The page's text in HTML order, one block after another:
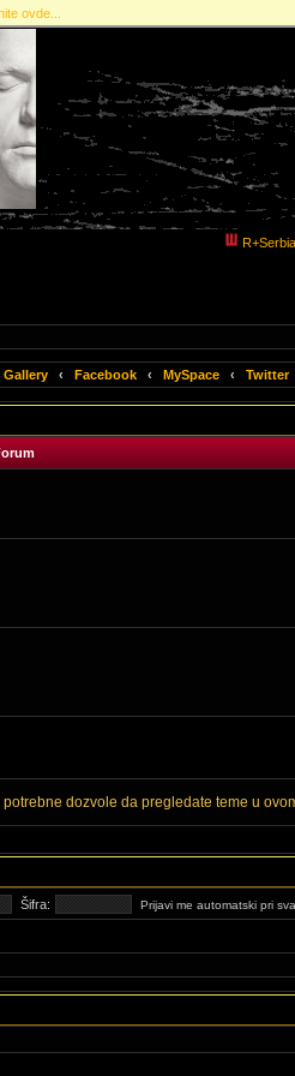
ovde...
Gallery ‹ Facebook ‹ MySpace ‹ Twitter
potrebne dozvole da pregledate teme u
Šifra: Prijavi me automatski pri